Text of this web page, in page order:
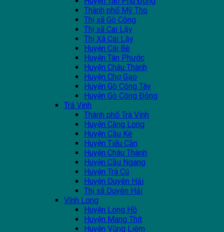
Thành phố Mỹ Tho
Thị xã Gò Công
Thị xã Cai Lậy
Thị Xã Cai Lậy
Huyện Cái Bè
Huyện Tân Phước
Huyện Châu Thành
Huyện Chợ Gạo
Huyện Gò Công Tây
Huyện Gò Công Đông
Trà Vinh
Thành phố Trà Vinh
Huyện Càng Long
Huyện Cầu Kè
Huyện Tiểu Cần
Huyện Châu Thành
Huyện Cầu Ngang
Huyện Trà Cú
Huyện Duyên Hải
Thị xã Duyên Hải
Vĩnh Long
Huyện Long Hồ
Huyện Mang Thít
Huyện Vũng Liêm